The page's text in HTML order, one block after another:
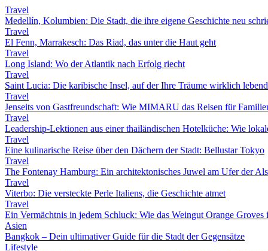
Travel
Medellín, Kolumbien: Die Stadt, die ihre eigene Geschichte neu
Travel
El Fenn, Marrakesch: Das Riad, das unter die Haut geht
Travel
Long Island: Wo der Atlantik nach Erfolg riecht
Travel
Saint Lucia: Die karibische Insel, auf der Ihre Träume wirklich
Travel
Jenseits von Gastfreundschaft: Wie MIMARU das Reisen für
Travel
Leadership-Lektionen aus einer thailändischen Hotelküche: Wie
Travel
Eine kulinarische Reise über den Dächern der Stadt: Bellustar Tokyo
Travel
The Fontenay Hamburg: Ein architektonisches Juwel am Ufer der
Travel
Viterbo: Die versteckte Perle Italiens, die Geschichte atmet
Travel
Ein Vermächtnis in jedem Schluck: Wie das Weingut Orange
Asien
Bangkok – Dein ultimativer Guide für die Stadt der Gegensätze
Lifestyle